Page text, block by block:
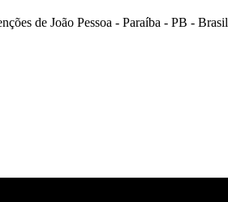
de João Pessoa - Paraíba - PB - Brasil